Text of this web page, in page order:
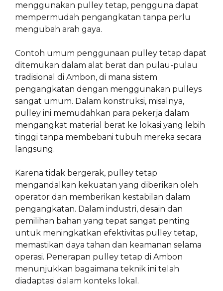
menggunakan pulley tetap, pengguna dapat
mempermudah pengangkatan tanpa perlu
mengubah arah gaya.
Contoh umum penggunaan pulley tetap dapat
ditemukan dalam alat berat dan pulau-pulau
tradisional di Ambon, di mana sistem
pengangkatan dengan menggunakan pulleys
sangat umum. Dalam konstruksi, misalnya,
pulley ini memudahkan para pekerja dalam
mengangkat material berat ke lokasi yang lebih
tinggi tanpa membebani tubuh mereka secara
langsung.
Karena tidak bergerak, pulley tetap
mengandalkan kekuatan yang diberikan oleh
operator dan memberikan kestabilan dalam
pengangkatan. Dalam industri, desain dan
pemilihan bahan yang tepat sangat penting
untuk meningkatkan efektivitas pulley tetap,
memastikan daya tahan dan keamanan selama
operasi. Penerapan pulley tetap di Ambon
menunjukkan bagaimana teknik ini telah
diadaptasi dalam konteks lokal.